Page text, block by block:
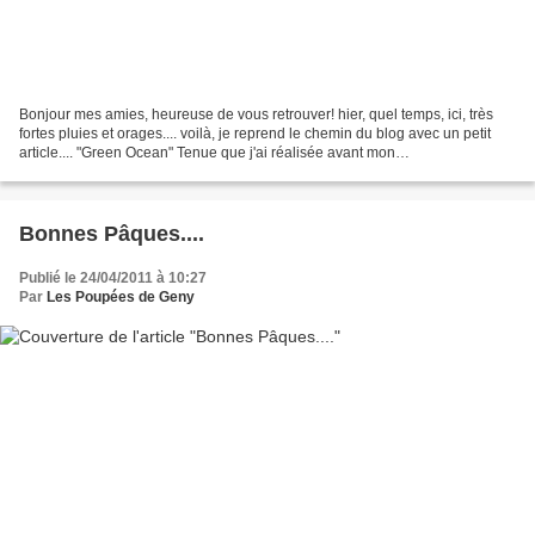
Bonjour mes amies, heureuse de vous retrouver! hier, quel temps, ici, très
fortes pluies et orages.... voilà, je reprend le chemin du blog avec un petit
article.... "Green Ocean" Tenue que j'ai réalisée avant mon
Bonnes Pâques....
Publié le 24/04/2011 à 10:27
Par Les Poupées de Geny